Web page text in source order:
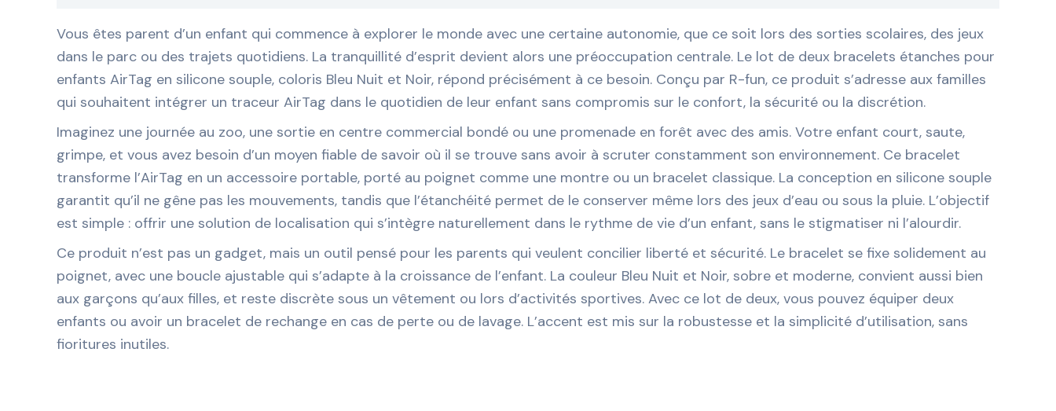
Vous êtes parent d’un enfant qui commence à explorer le monde avec une certaine autonomie, que ce soit lors des sorties scolaires, des jeux
dans le parc ou des trajets quotidiens. La tranquillité d’esprit devient alors une préoccupation centrale. Le lot de deux bracelets étanches pour
enfants AirTag en silicone souple, coloris Bleu Nuit et Noir, répond précisément à ce besoin. Conçu par R-fun, ce produit s’adresse aux familles
qui souhaitent intégrer un traceur AirTag dans le quotidien de leur enfant sans compromis sur le confort, la sécurité ou la discrétion.
Imaginez une journée au zoo, une sortie en centre commercial bondé ou une promenade en forêt avec des amis. Votre enfant court, saute,
grimpe, et vous avez besoin d’un moyen fiable de savoir où il se trouve sans avoir à scruter constamment son environnement. Ce bracelet
transforme l’AirTag en un accessoire portable, porté au poignet comme une montre ou un bracelet classique. La conception en silicone souple
garantit qu’il ne gêne pas les mouvements, tandis que l’étanchéité permet de le conserver même lors des jeux d’eau ou sous la pluie. L’objectif
est simple : offrir une solution de localisation qui s’intègre naturellement dans le rythme de vie d’un enfant, sans le stigmatiser ni l’alourdir.
Ce produit n’est pas un gadget, mais un outil pensé pour les parents qui veulent concilier liberté et sécurité. Le bracelet se fixe solidement au
poignet, avec une boucle ajustable qui s’adapte à la croissance de l’enfant. La couleur Bleu Nuit et Noir, sobre et moderne, convient aussi bien
aux garçons qu’aux filles, et reste discrète sous un vêtement ou lors d’activités sportives. Avec ce lot de deux, vous pouvez équiper deux
enfants ou avoir un bracelet de rechange en cas de perte ou de lavage. L’accent est mis sur la robustesse et la simplicité d’utilisation, sans
fioritures inutiles.